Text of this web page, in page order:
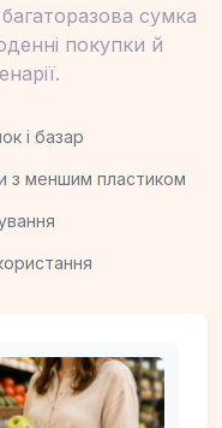
сумка
покупки й
і базар
з меншим пластиком